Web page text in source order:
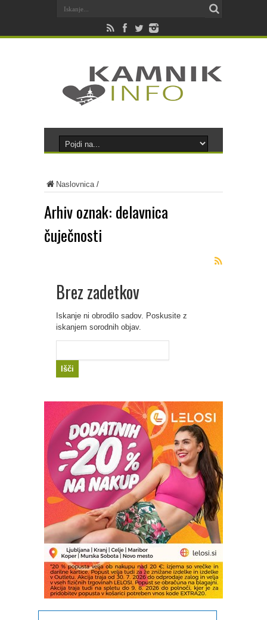
Naslovnica/
Arhiv oznak: delavnica
čuječnosti
Brez zadetkov
Iskanje ni obrodilo sadov. Poskusite z
iskanjem sorodnih objav.